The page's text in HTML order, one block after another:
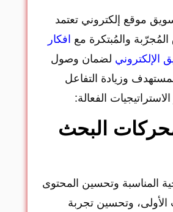
موقع إلكتروني تعتمد
والمُبتكرة مع
افكار
الإلكتروني لضمان وصول
وزيادة التفاعل
الفعالة:
البحث
المناسبة وتحسين المحتوى
الأولى، وتحسين تجربة